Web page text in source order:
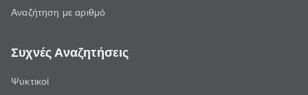
Αναζήτηση με αριθμό
Συχνές Αναζητήσεις
Ψυκτικοί